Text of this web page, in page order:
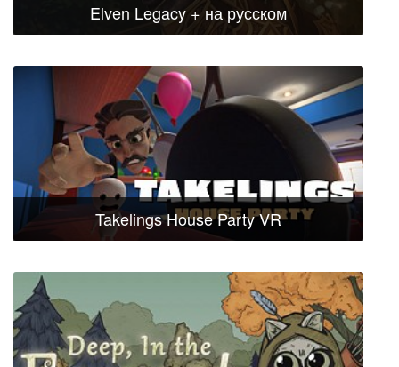
Elven Legacy + на русском
Takelings House Party VR